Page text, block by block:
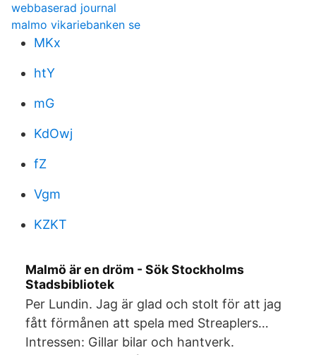
webbaserad journal
malmo vikariebanken se
MKx
htY
mG
KdOwj
fZ
Vgm
KZKT
Malmö är en dröm - Sök Stockholms
Stadsbibliotek
Per Lundin. Jag är glad och stolt för att jag
fått förmånen att spela med Streaplers…
Intressen: Gillar bilar och hantverk.